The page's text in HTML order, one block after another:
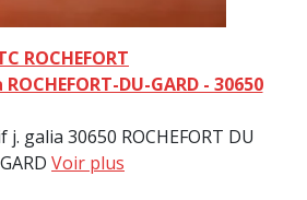
ROCHEFORT
DU-GARD - 30650
galia 30650 ROCHEFORT DU
GARD Voir plus